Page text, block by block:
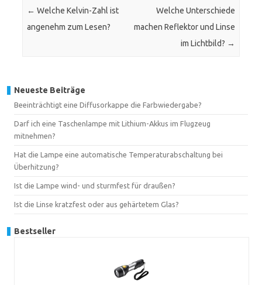
← Welche Kelvin-Zahl ist
angenehm zum Lesen?
Welche Unterschiede
machen Reflektor und Linse
im Lichtbild? →
Neueste Beiträge
Beeinträchtigt eine Diffusorkappe die Farbwiedergabe?
Darf ich eine Taschenlampe mit Lithium-Akkus im Flugzeug
mitnehmen?
Hat die Lampe eine automatische Temperaturabschaltung bei
Überhitzung?
Ist die Lampe wind- und sturmfest für draußen?
Ist die Linse kratzfest oder aus gehärtetem Glas?
Bestseller